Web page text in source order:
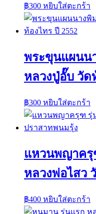
฿300 หยิบใส่ตะกร้า
พระขุนแผนน
หลวงปู่อั๊บ วัด
฿300 หยิบใส่ตะกร้า
แหวนพญาครุ
หลวงพ่อไสว
฿400 หยิบใส่ตะกร้า